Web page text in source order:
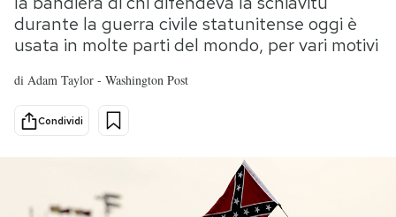
Internet
Scienza
Cultura
Economia
Sport
Ok Boomer!
Media
Europa
durante la guerra civile statunitense oggi è
usata in molte parti del mondo, per vari motivi
di Adam Taylor - Washington Post
Condividi